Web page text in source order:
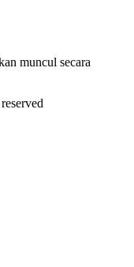
muncul secara